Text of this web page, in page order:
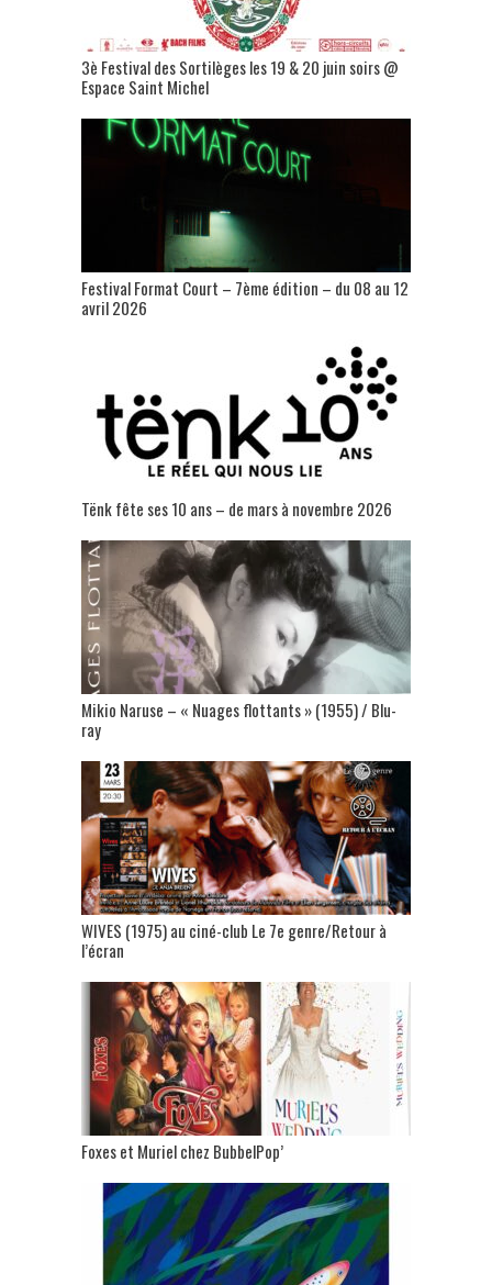
3è Festival des Sortilèges les 19 & 20 juin soirs @
Espace Saint Michel
Festival Format Court – 7ème édition – du 08 au 12
avril 2026
Tënk fête ses 10 ans – de mars à novembre 2026
Mikio Naruse – « Nuages flottants » (1955) / Blu-
ray
WIVES (1975) au ciné-club Le 7e genre/Retour à
l’écran
Foxes et Muriel chez BubbelPop’